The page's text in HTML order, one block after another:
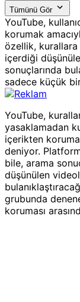
Tümünü Gör
YouTube,
korumak
özellik, kurallara
içerdiği
sonuçlarında
sadece küçük
YouTube,
yasaklamadan
içerikten
deniyor.
bile, arama
düşünülen
grubunda
koruması